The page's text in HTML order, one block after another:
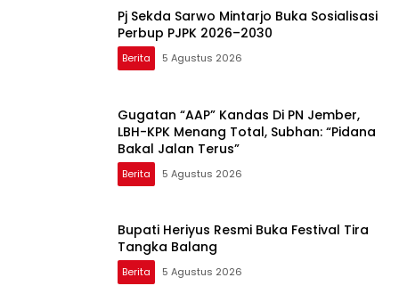
Pj Sekda Sarwo Mintarjo Buka Sosialisasi
Perbup PJPK 2026–2030
Berita 5 Agustus 2026
Gugatan “AAP” Kandas Di PN Jember,
LBH-KPK Menang Total, Subhan: “Pidana
Bakal Jalan Terus”
Berita 5 Agustus 2026
Bupati Heriyus Resmi Buka Festival Tira
Tangka Balang
Berita 5 Agustus 2026